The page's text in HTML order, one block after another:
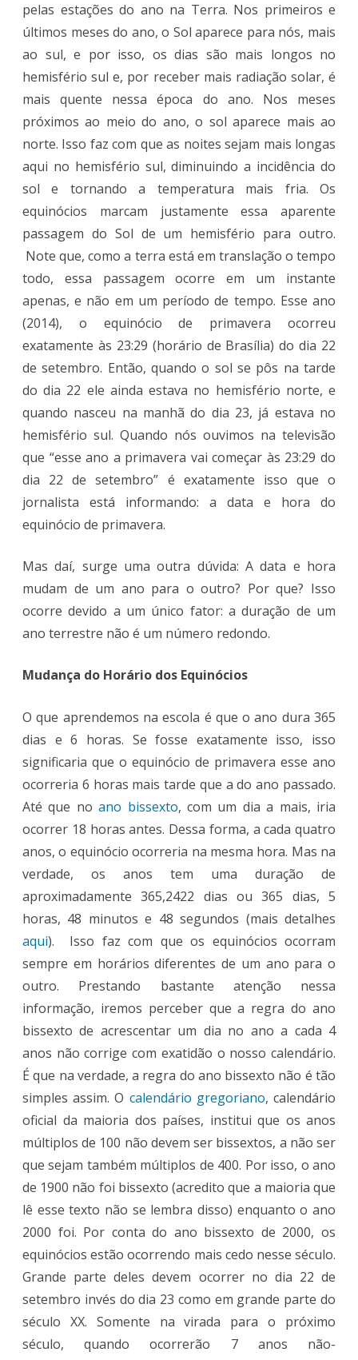
pelas estações do ano na Terra. Nos primeiros e
últimos meses do ano, o Sol aparece para nós, mais
ao sul, e por isso, os dias são mais longos no
hemisfério sul e, por receber mais radiação solar, é
mais quente nessa época do ano. Nos meses
próximos ao meio do ano, o sol aparece mais ao
norte. Isso faz com que as noites sejam mais longas
aqui no hemisfério sul, diminuindo a incidência do
sol e tornando a temperatura mais fria. Os
equinócios marcam justamente essa aparente
passagem do Sol de um hemisfério para outro.
Note que, como a terra está em translação o tempo
todo, essa passagem ocorre em um instante
apenas, e não em um período de tempo. Esse ano
(2014), o equinócio de primavera ocorreu
exatamente às 23:29 (horário de Brasília) do dia 22
de setembro. Então, quando o sol se pôs na tarde
do dia 22 ele ainda estava no hemisfério norte, e
quando nasceu na manhã do dia 23, já estava no
hemisfério sul. Quando nós ouvimos na televisão
que “esse ano a primavera vai começar às 23:29 do
dia 22 de setembro” é exatamente isso que o
jornalista está informando: a data e hora do
equinócio de primavera.
Mas daí, surge uma outra dúvida: A data e hora
mudam de um ano para o outro? Por que? Isso
ocorre devido a um único fator: a duração de um
ano terrestre não é um número redondo.
Mudança do Horário dos Equinócios
O que aprendemos na escola é que o ano dura 365
dias e 6 horas. Se fosse exatamente isso, isso
significaria que o equinócio de primavera esse ano
ocorreria 6 horas mais tarde que a do ano passado.
Até que noano bissexto, com um dia a mais, iria
ocorrer 18 horas antes. Dessa forma, a cada quatro
anos, o equinócio ocorreria na mesma hora. Mas na
verdade, os anos tem uma duração de
aproximadamente 365,2422 dias ou 365 dias, 5
horas, 48 minutos e 48 segundos (mais detalhes
aqui). Isso faz com que os equinócios ocorram
sempre em horários diferentes de um ano para o
outro. Prestando bastante atenção nessa
informação, iremos perceber que a regra do ano
bissexto de acrescentar um dia no ano a cada 4
anos não corrige com exatidão o nosso calendário.
É que na verdade, a regra do ano bissexto não é tão
simples assim. O calendário gregoriano, calendário
oficial da maioria dos países, institui que os anos
múltiplos de 100 não devem ser bissextos, a não ser
que sejam também múltiplos de 400. Por isso, o ano
de 1900 não foi bissexto (acredito que a maioria que
lê esse texto não se lembra disso) enquanto o ano
2000 foi. Por conta do ano bissexto de 2000, os
equinócios estão ocorrendo mais cedo nesse século.
Grande parte deles devem ocorrer no dia 22 de
setembro invés do dia 23 como em grande parte do
século XX. Somente na virada para o próximo
século, quando ocorrerão 7 anos não-